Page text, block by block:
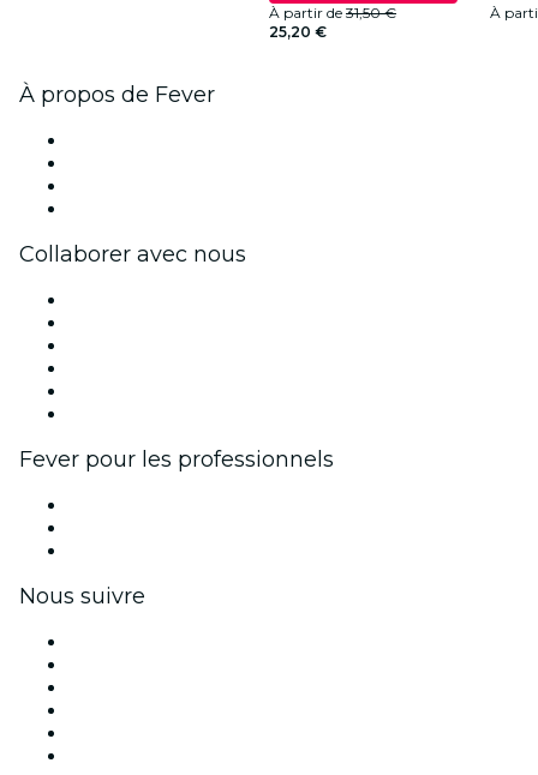
À partir de 31,50 €
25,20 €
À
À propos de Fever
Collaborer avec nous
Fever pour les professionnels
Nous suivre